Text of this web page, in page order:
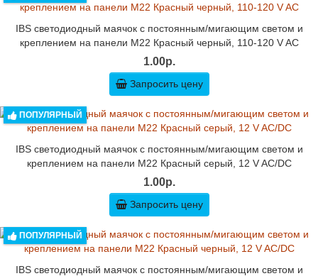
IBS светодиодный маячок с постоянным/мигающим светом и
креплением на панели M22 Красный черный, 110-120 V AC
1.00р.
Запросить цену
ПОПУЛЯРНЫЙ
IBS светодиодный маячок с постоянным/мигающим светом и
креплением на панели M22 Красный серый, 12 V AC/DC
1.00р.
Запросить цену
ПОПУЛЯРНЫЙ
IBS светодиодный маячок с постоянным/мигающим светом и